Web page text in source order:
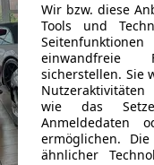
Wir bzw. diese
Tools und
einwandfreie
sicherstellen. Sie
wie das
Anmeldedaten
ermöglichen.
ähnlicher